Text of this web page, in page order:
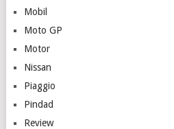
Mobil
Moto GP
Motor
Nissan
Piaggio
Pindad
Review